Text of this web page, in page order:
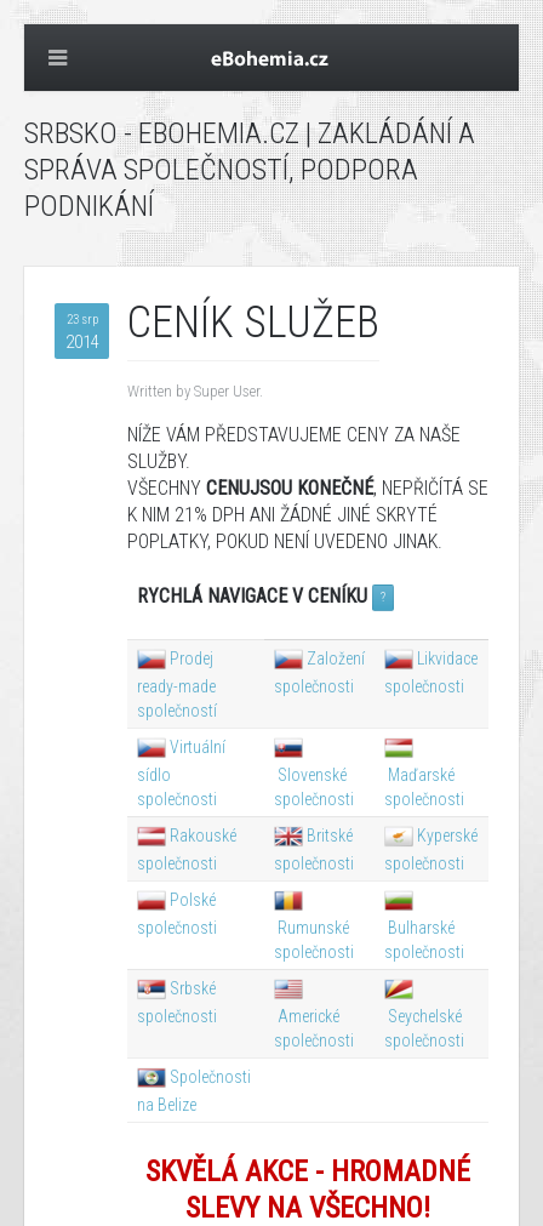
SRBSKO - EBOHEMIA.CZ | ZAKLÁDÁNÍ A
SPRÁVA SPOLEČNOSTÍ, PODPORA
PODNIKÁNÍ
23 srp
2014 CENÍK SLUŽEB
Written by Super User.
NÍŽE VÁM PŘEDSTAVUJEME CENY ZA NAŠE
SLUŽBY.
VŠECHNY CENUJSOU KONEČNÉ, NEPŘIČÍTÁ SE
K NIM 21% DPH ANI ŽÁDNÉ JINÉ SKRYTÉ
POPLATKY, POKUD NENÍ UVEDENO JINAK.
RYCHLÁ NAVIGACE V CENÍKU ?
Prodej
ready-made
společností
Založení
společnosti
Likvidace
společnosti
Virtuální
sídlo
společnosti
Slovenské
společnosti
Maďarské
společnosti
Rakouské
společnosti
Britské
společnosti
Kyperské
společnosti
Polské
společnosti
Rumunské
společnosti
Bulharské
společnosti
Srbské
společnosti
Americké
společnosti
Seychelské
společnosti
Společnosti
na Belize
SKVĚLÁ AKCE - HROMADNÉ
SLEVY NA VŠECHNO!